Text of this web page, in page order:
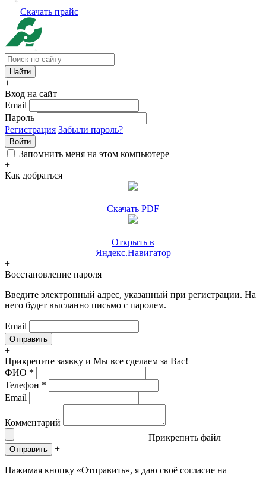
Скачать прайс
+
Вход на сайт
Email
Пароль
Регистрация Забыли пароль?
Войти
Запомнить меня на этом компьютере
+
Как добраться
Скачать PDF
Открыть в
Яндекс.Навигатор
+
Восстановление пароля
Введите электронный адрес, указанный при регистрации. На
него будет высланно письмо с паролем.
Email
+
Прикрепите заявку и Мы все сделаем за Вас!
ФИО *
Телефон *
Email
Комментарий
Прикрепить файл
Отправить +
Нажимая кнопку «Отправить», я даю своё согласие на